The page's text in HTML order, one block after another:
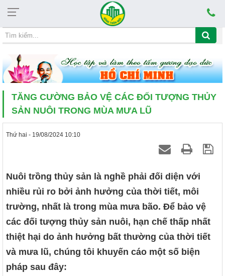
Chủ nhật, 09/08/2026, 20:39
CHỦ ĐỀ HỌC TẬP VÀ LÀM THEO TẤM GƯƠNG
TĂNG CƯỜNG BẢO VỆ CÁC ĐỐI TƯỢNG THỦY
SẢN NUÔI TRONG MÙA MƯA LŨ
Thứ hai - 19/08/2024 10:10
Nuôi trồng thủy sản là nghề phải đối diện với
nhiều rủi ro bởi ảnh hưởng của thời tiết, môi
trường, nhất là trong mùa mưa bão. Để bảo vệ
các đối tượng thủy sản nuôi, hạn chế thấp nhất
thiệt hại do ảnh hưởng bất thường của thời tiết
và mưa lũ, chúng tôi khuyến cáo một số biện
pháp sau đây: